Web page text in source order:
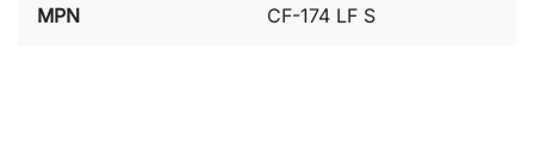
MPN CF-174 LF S